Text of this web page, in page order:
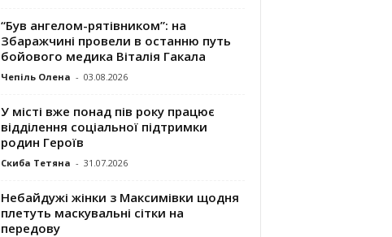
“Був ангелом-рятівником”: на
Збаражчині провели в останню путь
бойового медика Віталія Гакала
Чепіль Олена - 03.08.2026
У місті вже понад пів року працює
відділення соціальної підтримки
родин Героїв
Скиба Тетяна - 31.07.2026
Небайдужі жінки з Максимівки щодня
плетуть маскувальні сітки на
передову